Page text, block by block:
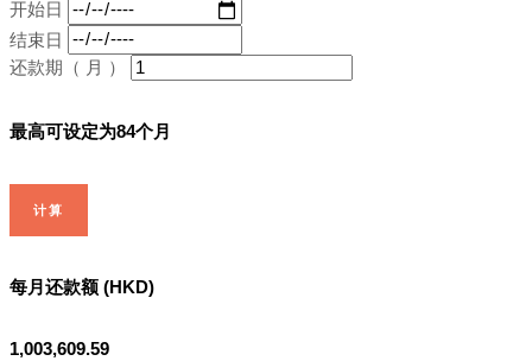
开始日
结束日
还款期（ 月 ）
最高可设定为84个月
计算
每月还款额 (HKD)
1,003,609.59